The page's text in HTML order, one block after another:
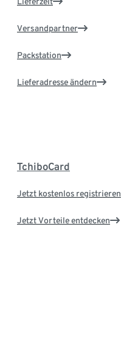
Versandpartner
Packstation
Lieferadresse ändern
TchiboCard
Jetzt kostenlos registrieren
Jetzt Vorteile entdecken